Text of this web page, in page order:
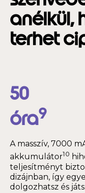
anélkül,
terhet
50
óra9
A masszív, 7000
akkumulátor10
teljesítményt
dizájnban, így
dolgozhatsz és